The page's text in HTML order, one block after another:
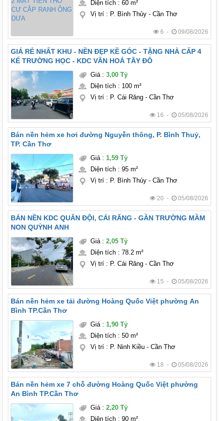
Diện tích: 60 m²
Vị trí: P. Bình Thủy - Cần Thơ
6 - 09/08/2026
GIÁ RẺ NHẤT KHU - NỀN ĐẸP KỀ GÓC - TẶNG NHÀ CẤP 4
KẾ TRƯỜNG HỌC - KDC VĂN HOÁ TÂY ĐÔ
Giá: 3,00 Tỷ
Diện tích: 100 m²
Vị trí: P. Cái Răng - Cần Thơ
16 - 05/08/2026
Bán nền hẻm xe hơi đường Nguyễn thông, P. Bình Thuỷ,
TP. Cần Thơ
Giá: 1,59 Tỷ
Diện tích: 95 m²
Vị trí: P. Bình Thủy - Cần Thơ
20 - 05/08/2026
BÁN NỀN KDC QUÂN ĐỘI, CÁI RĂNG - GẦN TRƯỜNG MẦM
NON QUỲNH ANH
Giá: 2,05 Tỷ
Diện tích: 78.2 m²
Vị trí: P. Cái Răng - Cần Thơ
15 - 05/08/2026
Bán nền hẻm xe tải đường Hoàng Quốc Việt phường An
Bình TP.Cần Thơ
Giá: 1,90 Tỷ
Diện tích: 50 m²
Vị trí: P. Ninh Kiều - Cần Thơ
18 - 05/08/2026
Bán nền hẻm xe 7 chỗ đường Hoàng Quốc Việt phường
An Bình TP.Cần Thơ
Giá: 2,20 Tỷ
Diện tích: 90 m²